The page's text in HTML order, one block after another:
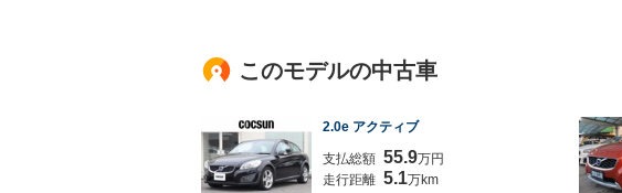
このモデルの中古車
2.0e アクティブ
支払総額 55.9万円
走行距離 5.1万km